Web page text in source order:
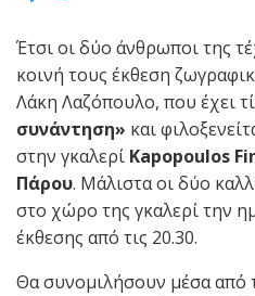
Έτσι οι δύο άνθρωποι της
κοινή τους έκθεση
Λάκη Λαζόπουλο, που έχει
συνάντηση» και
στην γκαλερί Kapopoulos
Πάρου. Μάλιστα οι δύο
στο χώρο της γκαλερί την
έκθεσης από τις 20.30.
Θα συνομιλήσουν μέσα από